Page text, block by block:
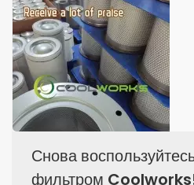
Снова
фильтром